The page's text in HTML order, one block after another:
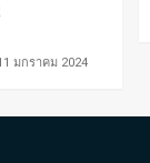
มกราคม 2024